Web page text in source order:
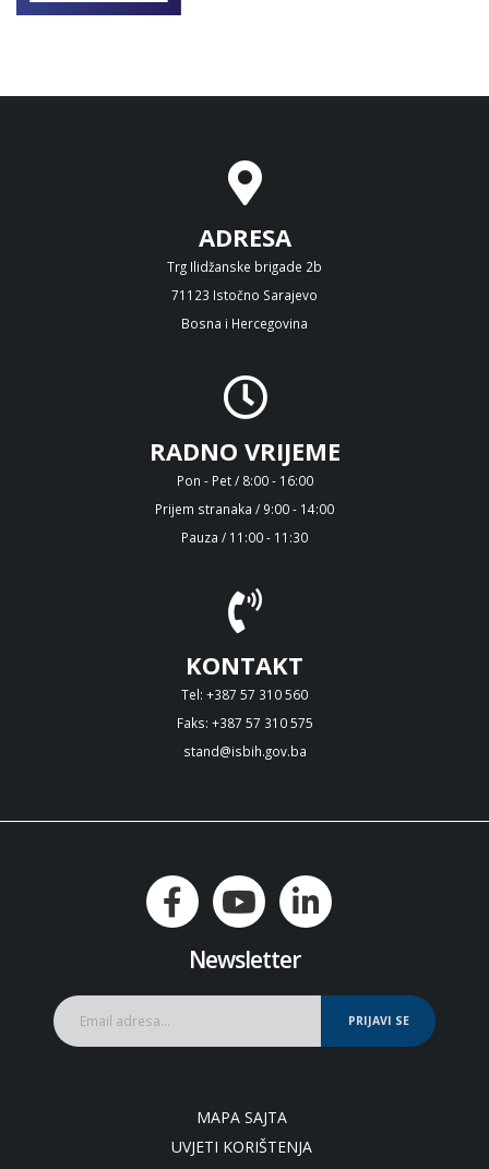
ADRESA
Trg Ilidžanske brigade 2b
71123 Istočno Sarajevo
Bosna i Hercegovina
RADNO VRIJEME
Pon - Pet / 8:00 - 16:00
Prijem stranaka / 9:00 - 14:00
Pauza / 11:00 - 11:30
KONTAKT
Tel: +387 57 310 560
Faks: +387 57 310 575
stand@isbih.gov.ba
Newsletter
PRIJAVI SE
MAPA SAJTA
UVJETI KORIŠTENJA